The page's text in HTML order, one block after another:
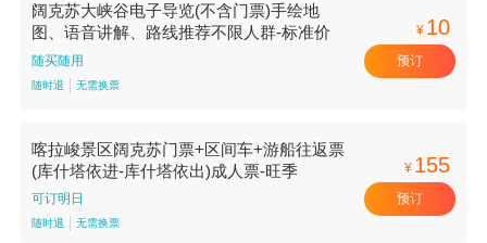
阔克苏大峡谷电子导览(不含门票)手绘地
图、语音讲解、路线推荐不限人群-标准价
随买随用
随时退 无需换票
¥ 10
预订
喀拉峻景区阔克苏门票+区间车+游船往返票
(库什塔依进-库什塔依出)成人票-旺季
可订明日
随时退 无需换票
¥ 155
预订